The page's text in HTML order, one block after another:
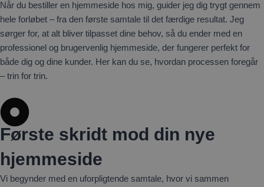
Når du bestiller en hjemmeside hos mig, guider jeg dig trygt gennem
hele forløbet – fra den første samtale til det færdige resultat. Jeg
sørger for, at alt bliver tilpasset dine behov, så du ender med en
professionel og brugervenlig hjemmeside, der fungerer perfekt for
både dig og dine kunder. Her kan du se, hvordan processen foregår
– trin for trin.
Første skridt mod din nye
hjemmeside
Vi begynder med en uforpligtende samtale, hvor vi sammen